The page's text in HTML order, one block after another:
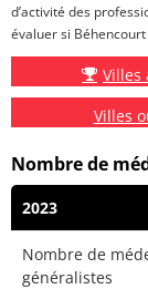
d’activité des
évaluer si
Villes
Villes
Nombre de
2023
Nombre de
généralistes